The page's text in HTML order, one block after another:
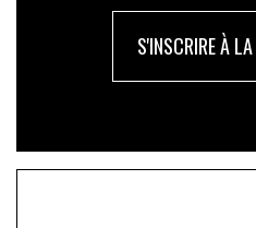
S'INSCRIRE À